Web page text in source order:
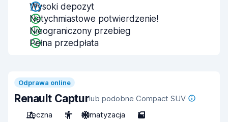
Wysoki depozyt
Natychmiastowe potwierdzenie!
Nieograniczony przebieg
Pełna przedpłata
Odprawa online
Renault Capturlub podobne Compact SUV
Ręczna
5 Klimatyzacja 5